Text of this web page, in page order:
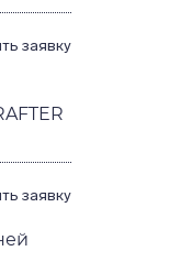
заявку
заявку